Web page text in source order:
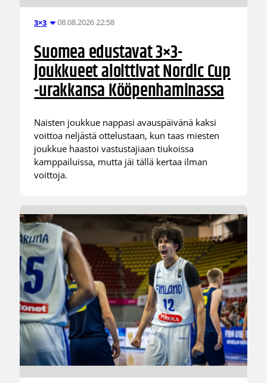
3×3 08.08.2026 22:58
Suomea edustavat 3×3-
joukkueet aloittivat Nordic Cup
-urakkansa Kööpenhaminassa
Naisten joukkue nappasi avauspäivänä kaksi
voittoa neljästä ottelustaan, kun taas miesten
joukkue haastoi vastustajiaan tiukoissa
kamppailuissa, mutta jäi tällä kertaa ilman
voittoja.